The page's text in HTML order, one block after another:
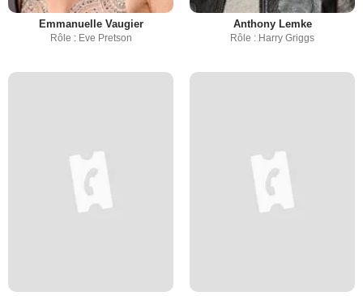
Emmanuelle Vaugier
Rôle : Eve Pretson
Anthony Lemke
Rôle : Harry Griggs